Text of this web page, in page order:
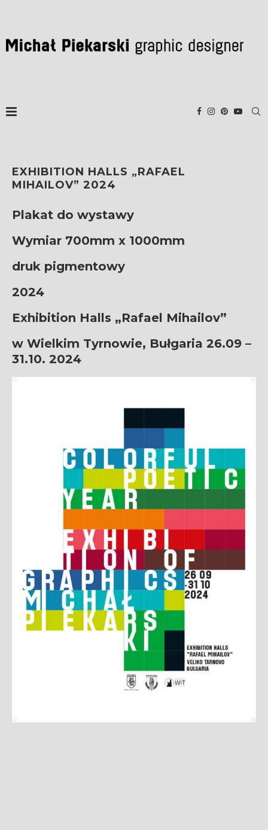
EXHIBITION HALLS „RAFAEL
MIHAILOV” 2024
Plakat do wystawy
Wymiar 700mm x 1000mm
druk pigmentowy
2024
Exhibition Halls „Rafael Mihailov”
w Wielkim Tyrnowie, Bułgaria 26.09 –
31.10. 2024